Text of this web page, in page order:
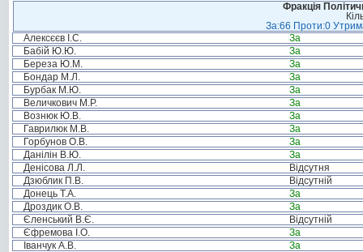
Фракція
За:66 Проти:0
Алексєєв І.С.
За
Бабій Ю.Ю.
За
Береза Ю.М.
За
Бондар М.Л.
За
Бурбак М.Ю.
За
Величкович М.Р.
За
Вознюк Ю.В.
За
Гаврилюк М.В.
За
Горбунов О.В.
За
Данілін В.Ю.
За
Денісова Л.Л.
Відсутня
Дзюблик П.В.
Відсутній
Донець Т.А.
За
Дроздик О.В.
За
Єленський В.Є.
Відсутній
Єфремова І.О.
За
Іванчук А.В.
За